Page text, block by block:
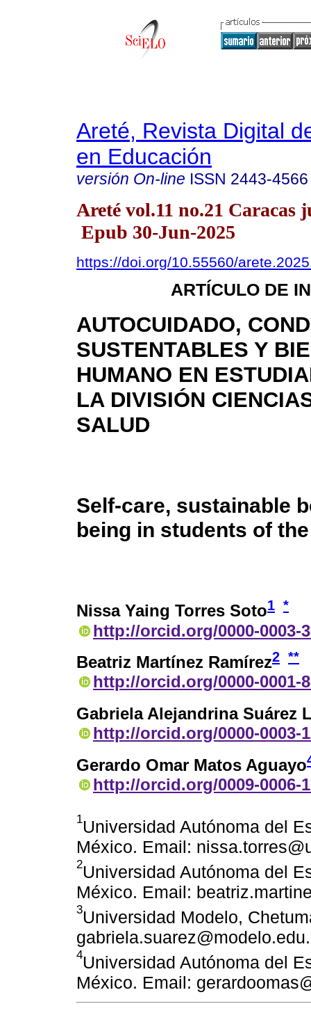
Areté, Revista Digital
en Educación
versión On-line ISSN 2443-4566
Areté vol.11 no.21 Caracas
Epub 30-Jun-2025
https://doi.org/10.55560/
ARTÍCULO DE
AUTOCUIDADO,
SUSTENTABLES Y
HUMANO EN
LA DIVISIÓN
SALUD
Self-care, sustainable
being in students of
Nissa Yaing Torres Soto1 *
http://orcid.org/0000-0003-
Beatriz Martínez Ramírez2 **
http://orcid.org/0000-0001-
Gabriela Alejandrina Suárez
http://orcid.org/0000-0003-
Gerardo Omar Matos Aguayo
http://orcid.org/0009-0006-
1Universidad Autónoma del
México. Email:
2Universidad Autónoma del
México. Email:
3Universidad Modelo,
4Universidad Autónoma del
México. Email: